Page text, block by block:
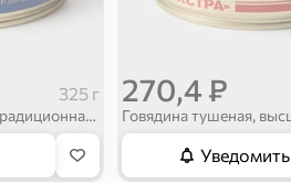
325 г
Ветчина классическая традиционная «Главпродукт», 325 г
270,4 ₽
Уведомить